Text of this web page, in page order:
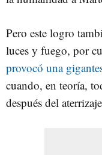
Pero este logro
luces y fuego, por
provocó una
cuando, en teoría,
después del